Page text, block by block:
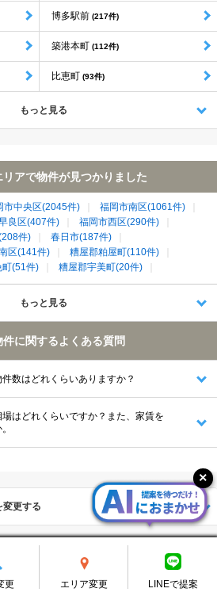
更 エリア変更 LINEで提案
博多駅前 (217件)
築港本町 (112件)
比恵町 (93件)
もっと見る
アで物件が見つかりました
市中央区(2045件)
福岡市南区(1061件)
良区(407件)
福岡市西区(290件)
件)
春日市(187件)
区(141件)
糟屋郡粕屋町(110件)
町(51件)
糟屋郡宇美町(20件)
須惠町(8件) 糟屋郡久山町(3件)
もっと見る
に関するよくある質問
数はどれくらいありますか？
はどれくらいですか？また、家賃を
変更する